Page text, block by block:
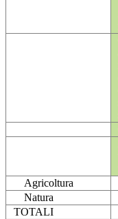
Agricoltura
Natura
TOTALI